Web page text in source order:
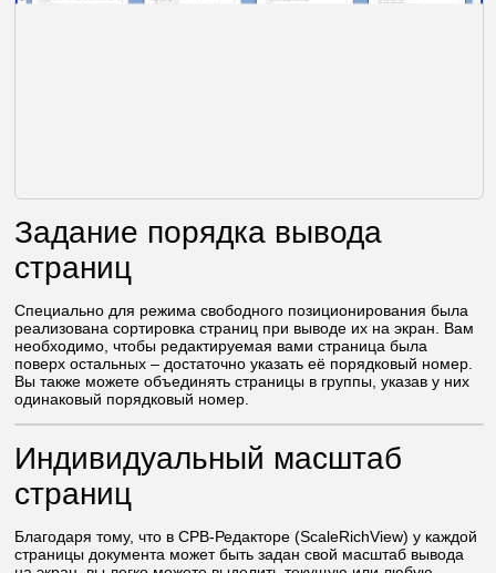
Задание порядка вывода
страниц
Специально для режима свободного позиционирования была
реализована сортировка страниц при выводе их на экран. Вам
необходимо, чтобы редактируемая вами страница была
поверх остальных – достаточно указать её порядковый номер.
Вы также можете объединять страницы в группы, указав у них
одинаковый порядковый номер.
Индивидуальный масштаб
страниц
Благодаря тому, что в СРВ-Редакторе (ScaleRichView) у каждой
страницы документа может быть задан свой масштаб вывода